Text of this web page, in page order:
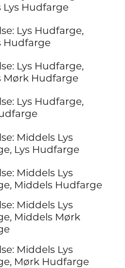
Lys Hudfarge
Lys Hudfarge,
Hudfarge
Lys Hudfarge,
Mørk Hudfarge
Lys Hudfarge,
Middels Lys
Lys Hudfarge
Middels Lys
Middels Hudfarge
Middels Lys
Middels Mørk
Middels Lys
Mørk Hudfarge